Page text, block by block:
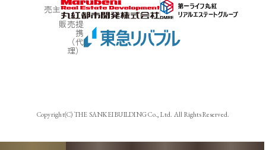
売主
販売提
携
（代
理）
Copyright(C) THE SANKEI BUILDING Co., Ltd. All Rights Reserved.